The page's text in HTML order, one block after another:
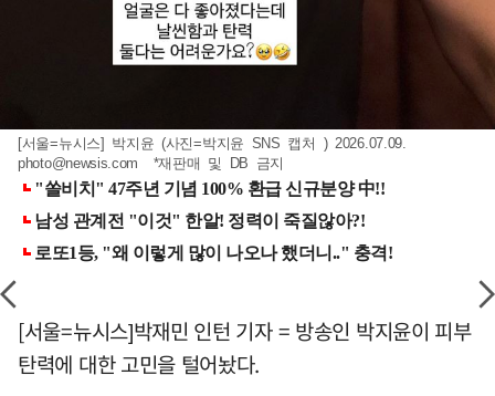
[서울=뉴시스] 박지윤 (사진=박지윤 SNS 캡처 ) 2026.07.09.
photo@newsis.com *재판매 및 DB 금지
[서울=뉴시스]박재민 인턴 기자 = 방송인 박지윤이 피부
탄력에 대한 고민을 털어놨다.